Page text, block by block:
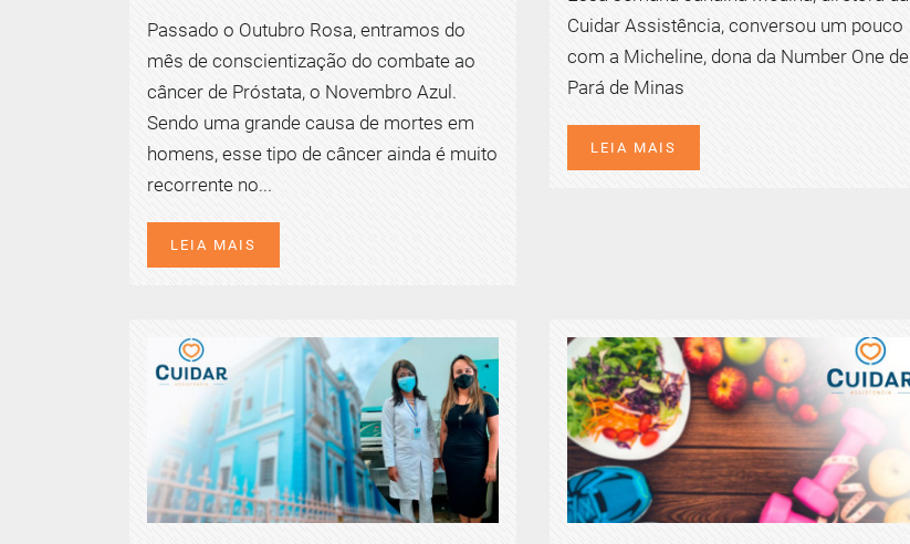
Passado o Outubro Rosa, entramos do
mês de conscientização do combate ao
câncer de Próstata, o Novembro Azul.
Sendo uma grande causa de mortes em
homens, esse tipo de câncer ainda é muito
recorrente no...
LEIA MAIS
Cuidar Assistência, conversou um pouco
com a Micheline, dona da Number One de
Pará de Minas
LEIA MAIS